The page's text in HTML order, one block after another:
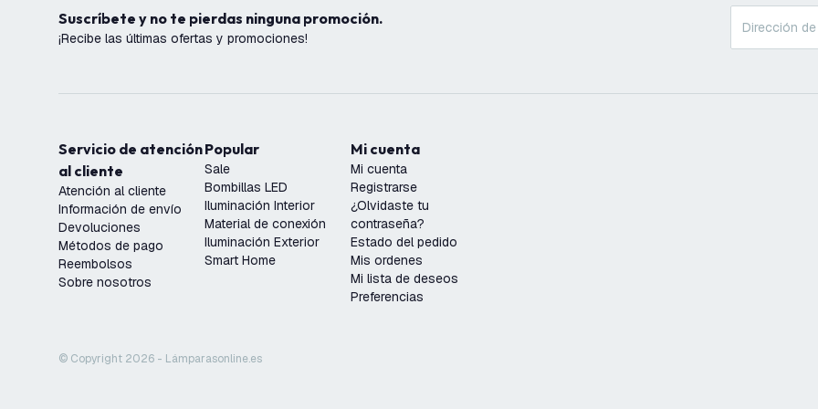
Suscríbete y no te pierdas ninguna promoción.
¡Recibe las últimas ofertas y promociones!
Servicio de atención
al cliente
Atención al cliente
Información de envío
Devoluciones
Métodos de pago
Reembolsos
Sobre nosotros
Popular
Sale
Bombillas LED
Iluminación Interior
Material de conexión
Iluminación Exterior
Smart Home
Mi cuenta
Mi cuenta
Registrarse
¿Olvidaste tu
contraseña?
Estado del pedido
Mis ordenes
Mi lista de deseos
Preferencias
© Copyright 2026 - Lámparasonline.es